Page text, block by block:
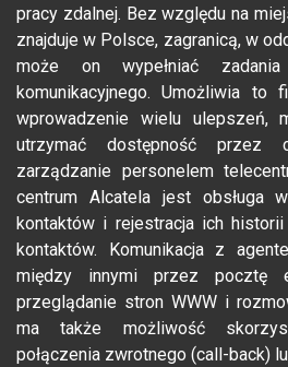
pracy zdalnej. Bez względu na
znajduje w Polsce, zagranicą, w
może on wypełniać zadania
komunikacyjnego. Umożliwia to
wprowadzenie wielu ulepszeń,
utrzymać dostępność przez
zarządzanie personelem
centrum Alcatela jest obsługa
kontaktów i rejestracja ich
kontaktów. Komunikacja z
między innymi przez pocztę
przeglądanie stron WWW i
ma także możliwość
połączenia zwrotnego (call-back)